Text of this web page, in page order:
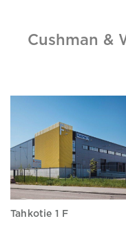
Cushman &
Tahkotie 1 F